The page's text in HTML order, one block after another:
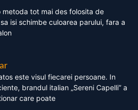
metoda tot mai des folosita de
isi schimbe culoarea parului, fara a
este visul fiecarei persoane. In
brandul italian „Sereni Capelli” a
care poate